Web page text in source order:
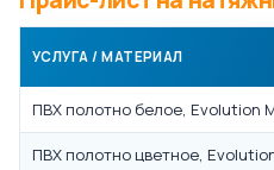
УСЛУГА / МАТЕРИАЛ
ПВХ полотно белое, Evolution
ПВХ полотно цветное,